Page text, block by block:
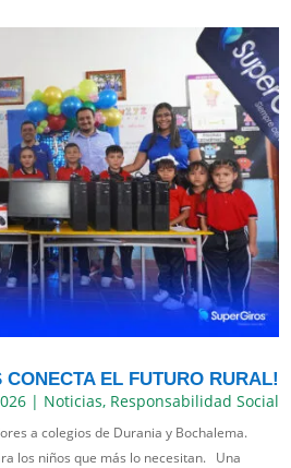
CONECTA EL FUTURO RURAL!
| Noticias, Responsabilidad Social
a colegios de Durania y Bochalema.
los niños que más lo necesitan. Una